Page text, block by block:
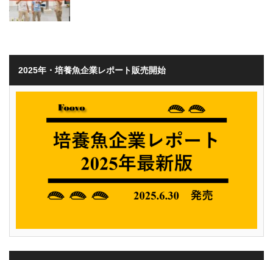
2025年・培養魚企業レポート販売開始